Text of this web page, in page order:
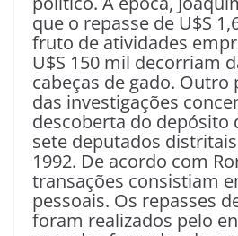
que o repasse de U$S
fruto de atividades
U$S 150 mil decorriam
cabeças de gado.
das investigações
descoberta do depósito
sete deputados
1992. De acordo com
transações consistiam
pessoais. Os repasses
foram realizados pelo